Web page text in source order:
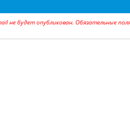
не будет опубликован. Обязательные